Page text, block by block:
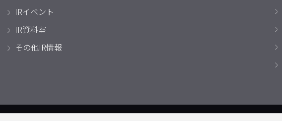
IRイベント
IR資料室
その他IR情報